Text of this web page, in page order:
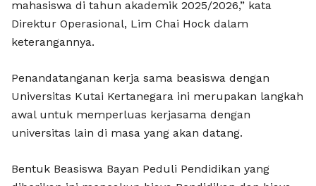
mahasiswa di tahun akademik 2025/2026,” kata
Direktur Operasional, Lim Chai Hock dalam
keterangannya.
Penandatanganan kerja sama beasiswa dengan
Universitas Kutai Kertanegara ini merupakan langkah
awal untuk memperluas kerjasama dengan
universitas lain di masa yang akan datang.
Bentuk Beasiswa Bayan Peduli Pendidikan yang